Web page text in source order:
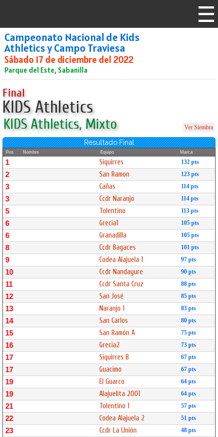
Campeonato Nacional de Kids
Athletics y Campo Traviesa
Sábado 17 de diciembre del 2022
Parque del Este, Sabanilla
Final
KIDS Athletics
KIDS Athletics, Mixto Ver Siembra
Resultado Final
Pos Nombre Equipo Marca
1 Siquirres 132 pts
2 San Ramon 123 pts
3 Cañas 114 pts
3 Ccdr Naranjo 114 pts
5 Tolentino 113 pts
6 Grecia1 105 pts
6 Granadilla 105 pts
8 Ccdr Bagaces 101 pts
9 Codea Alajuela 1 97 pts
10 Ccdr Nandayure 90 pts
11 Ccdr Santa Cruz 88 pts
12 San José 85 pts
13 Naranjo 1 83 pts
14 San Carlos 80 pts
15 San Ramón A 75 pts
16 Grecia2 73 pts
17 Siquirres B 67 pts
17 Guacimo 67 pts
19 El Guarco 64 pts
19 Alajuelita 2001 64 pts
21 Tolentino 1 57 pts
22 Codea Alajuela 2 51 pts
23 Ccdr La Unión 48 pts